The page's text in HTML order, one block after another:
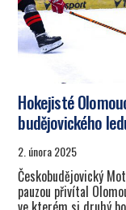
Hokejisté
budějovického
2. února 2025
Českobudějovický
pauzou přivítal